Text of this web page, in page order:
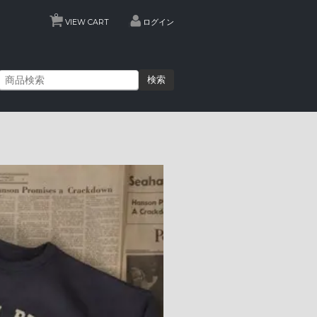
VIEW CART
0
ログイン
検索